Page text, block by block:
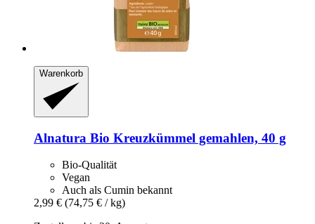
Warenkorb
Alnatura Bio Kreuzkümmel gemahlen, 40 g
Bio-Qualität
Vegan
Auch als Cumin bekannt
2,99 € (74,75 € / kg)